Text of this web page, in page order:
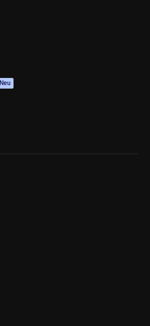
Neu